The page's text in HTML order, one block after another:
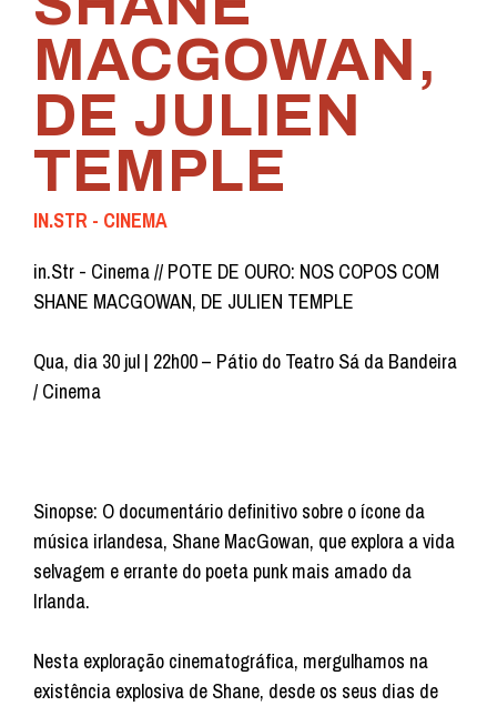
MACGOWAN,
DE JULIEN
TEMPLE
IN.STR - CINEMA
in.Str - Cinema // POTE DE OURO: NOS COPOS COM
SHANE MACGOWAN, DE JULIEN TEMPLE
Qua, dia 30 jul | 22h00 – Pátio do Teatro Sá da Bandeira
/ Cinema
Sinopse: O documentário definitivo sobre o ícone da
música irlandesa, Shane MacGowan, que explora a vida
selvagem e errante do poeta punk mais amado da
Irlanda.
Nesta exploração cinematográfica, mergulhamos na
existência explosiva de Shane, desde os seus dias de